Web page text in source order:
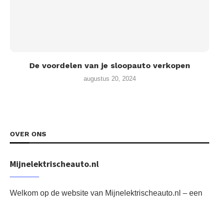
De voordelen van je sloopauto verkopen
augustus 20, 2024
OVER ONS
Mijnelektrischeauto.nl
Welkom op de website van Mijnelektrischeauto.nl – een